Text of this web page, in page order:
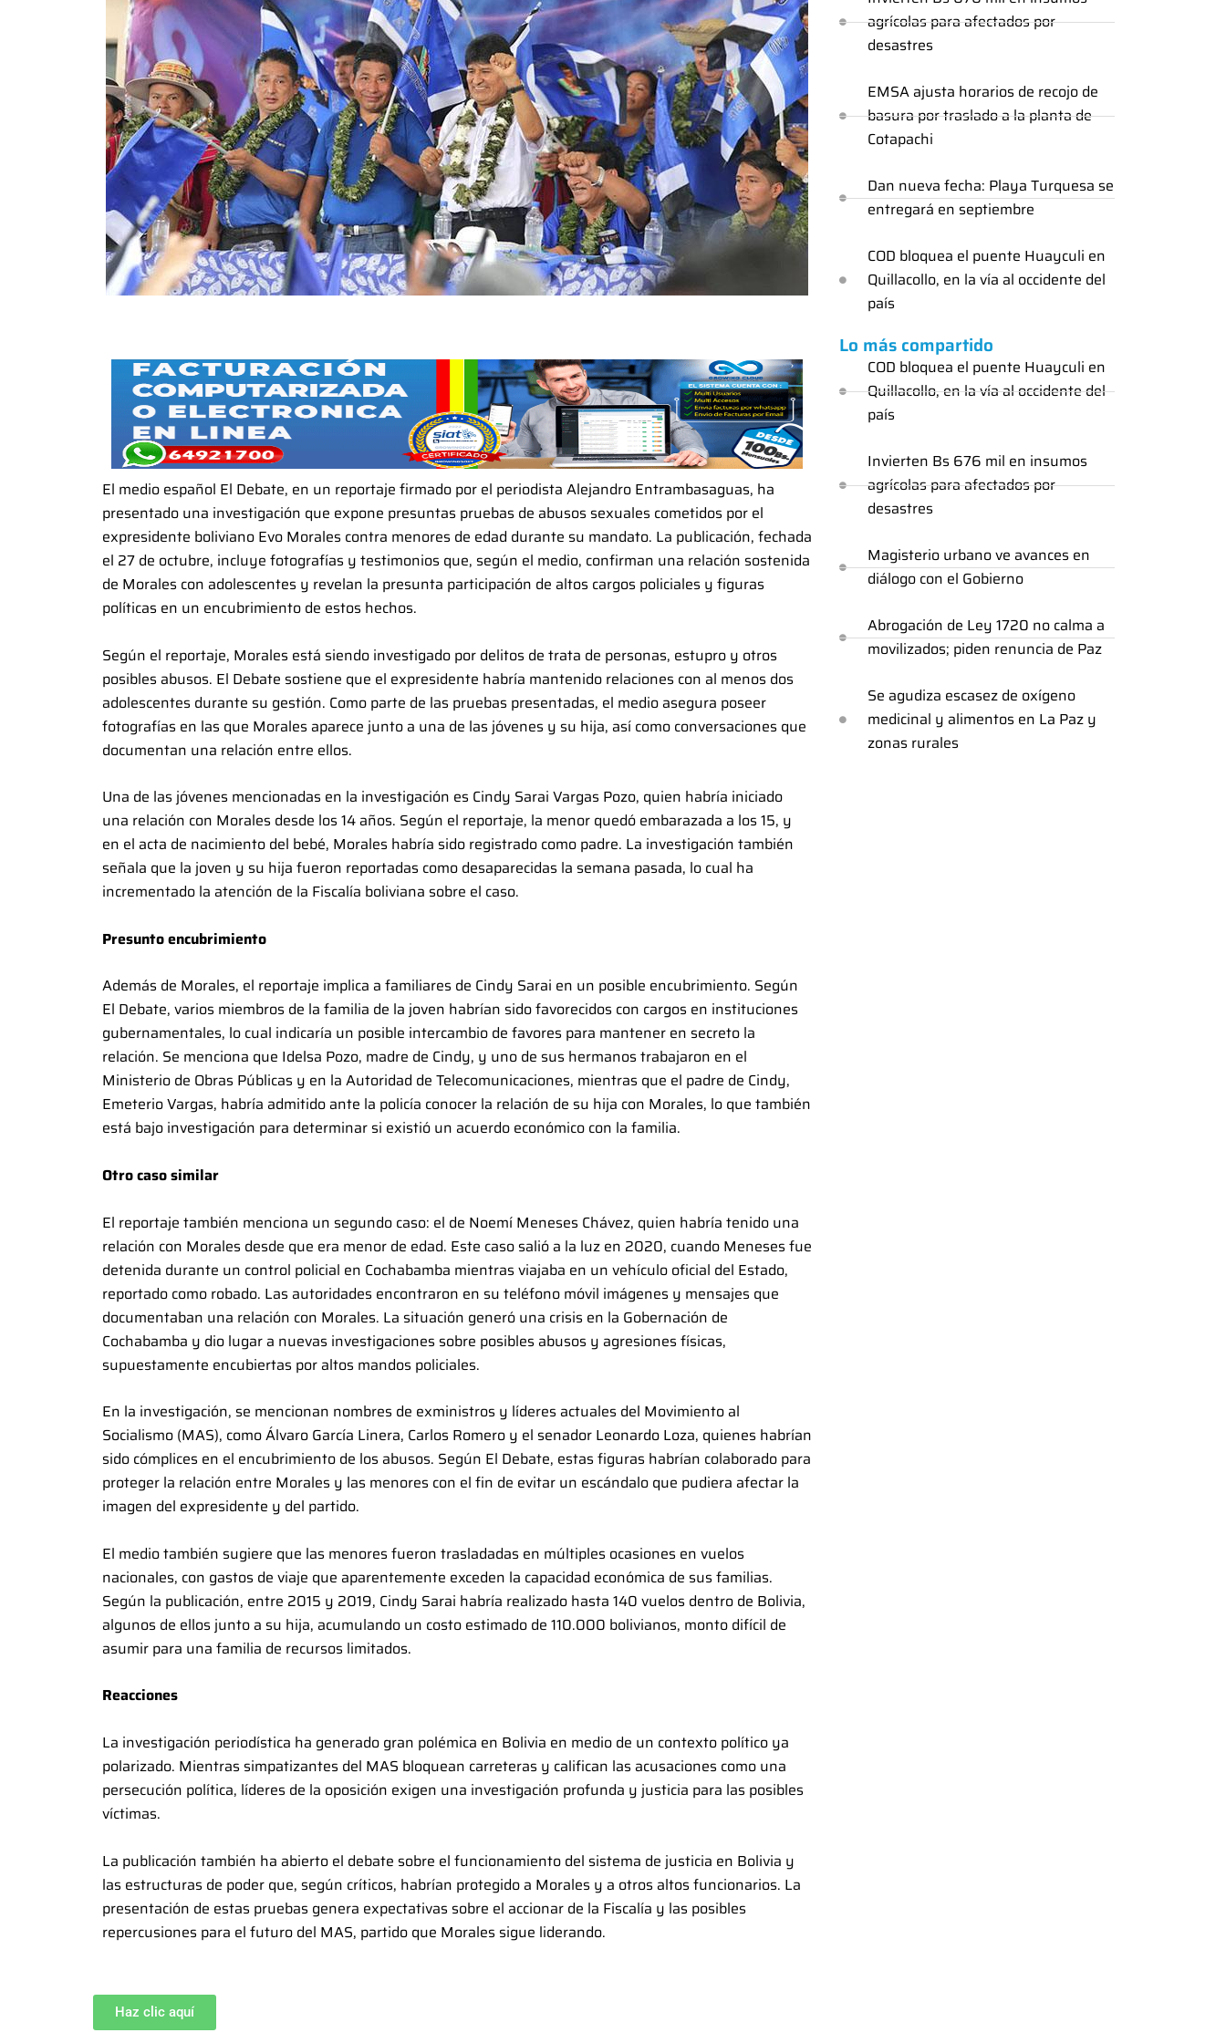
El medio español El Debate, en un reportaje firmado por el periodista Alejandro Entrambasaguas, ha
presentado una investigación que expone presuntas pruebas de abusos sexuales cometidos por el
expresidente boliviano Evo Morales contra menores de edad durante su mandato. La publicación, fechada
el 27 de octubre, incluye fotografías y testimonios que, según el medio, confirman una relación sostenida
de Morales con adolescentes y revelan la presunta participación de altos cargos policiales y figuras
políticas en un encubrimiento de estos hechos.
Según el reportaje, Morales está siendo investigado por delitos de trata de personas, estupro y otros
posibles abusos. El Debate sostiene que el expresidente habría mantenido relaciones con al menos dos
adolescentes durante su gestión. Como parte de las pruebas presentadas, el medio asegura poseer
fotografías en las que Morales aparece junto a una de las jóvenes y su hija, así como conversaciones que
documentan una relación entre ellos.
Una de las jóvenes mencionadas en la investigación es Cindy Sarai Vargas Pozo, quien habría iniciado
una relación con Morales desde los 14 años. Según el reportaje, la menor quedó embarazada a los 15, y
en el acta de nacimiento del bebé, Morales habría sido registrado como padre. La investigación también
señala que la joven y su hija fueron reportadas como desaparecidas la semana pasada, lo cual ha
incrementado la atención de la Fiscalía boliviana sobre el caso.
Presunto encubrimiento
Además de Morales, el reportaje implica a familiares de Cindy Sarai en un posible encubrimiento. Según
El Debate, varios miembros de la familia de la joven habrían sido favorecidos con cargos en instituciones
gubernamentales, lo cual indicaría un posible intercambio de favores para mantener en secreto la
relación. Se menciona que Idelsa Pozo, madre de Cindy, y uno de sus hermanos trabajaron en el
Ministerio de Obras Públicas y en la Autoridad de Telecomunicaciones, mientras que el padre de Cindy,
Emeterio Vargas, habría admitido ante la policía conocer la relación de su hija con Morales, lo que también
está bajo investigación para determinar si existió un acuerdo económico con la familia.
Otro caso similar
El reportaje también menciona un segundo caso: el de Noemí Meneses Chávez, quien habría tenido una
relación con Morales desde que era menor de edad. Este caso salió a la luz en 2020, cuando Meneses fue
detenida durante un control policial en Cochabamba mientras viajaba en un vehículo oficial del Estado,
reportado como robado. Las autoridades encontraron en su teléfono móvil imágenes y mensajes que
documentaban una relación con Morales. La situación generó una crisis en la Gobernación de
Cochabamba y dio lugar a nuevas investigaciones sobre posibles abusos y agresiones físicas,
supuestamente encubiertas por altos mandos policiales.
En la investigación, se mencionan nombres de exministros y líderes actuales del Movimiento al
Socialismo (MAS), como Álvaro García Linera, Carlos Romero y el senador Leonardo Loza, quienes habrían
sido cómplices en el encubrimiento de los abusos. Según El Debate, estas figuras habrían colaborado para
proteger la relación entre Morales y las menores con el fin de evitar un escándalo que pudiera afectar la
imagen del expresidente y del partido.
El medio también sugiere que las menores fueron trasladadas en múltiples ocasiones en vuelos
nacionales, con gastos de viaje que aparentemente exceden la capacidad económica de sus familias.
Según la publicación, entre 2015 y 2019, Cindy Sarai habría realizado hasta 140 vuelos dentro de Bolivia,
algunos de ellos junto a su hija, acumulando un costo estimado de 110.000 bolivianos, monto difícil de
asumir para una familia de recursos limitados.
Reacciones
La investigación periodística ha generado gran polémica en Bolivia en medio de un contexto político ya
polarizado. Mientras simpatizantes del MAS bloquean carreteras y califican las acusaciones como una
persecución política, líderes de la oposición exigen una investigación profunda y justicia para las posibles
víctimas.
La publicación también ha abierto el debate sobre el funcionamiento del sistema de justicia en Bolivia y
las estructuras de poder que, según críticos, habrían protegido a Morales y a otros altos funcionarios. La
presentación de estas pruebas genera expectativas sobre el accionar de la Fiscalía y las posibles
repercusiones para el futuro del MAS, partido que Morales sigue liderando.
agrícolas para afectados por
desastres
EMSA ajusta horarios de recojo de
basura por traslado a la planta de
Cotapachi
Dan nueva fecha: Playa Turquesa se
entregará en septiembre
COD bloquea el puente Huayculi en
Quillacollo, en la vía al occidente del
país
Lo más compartido
COD bloquea el puente Huayculi en
Quillacollo, en la vía al occidente del
país
Invierten Bs 676 mil en insumos
agrícolas para afectados por
desastres
Magisterio urbano ve avances en
diálogo con el Gobierno
Abrogación de Ley 1720 no calma a
movilizados; piden renuncia de Paz
Se agudiza escasez de oxígeno
medicinal y alimentos en La Paz y
zonas rurales
Haz clic aquí